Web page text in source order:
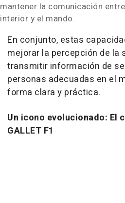
mantener la comunicación
interior y el mando.
En conjunto, estas
mejorar la percepción de la
transmitir información de
personas adecuadas en el
forma clara y práctica.
Un icono evolucionado: El
GALLET F1